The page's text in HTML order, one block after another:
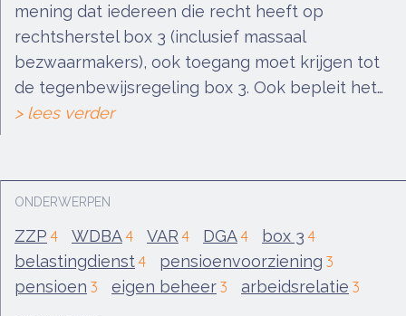
mening dat iedereen die recht heeft op
rechtsherstel box 3 (inclusief massaal
bezwaarmakers), ook toegang moet krijgen tot
de tegenbewijsregeling box 3. Ook bepleit het…
> lees verder
ONDERWERPEN
ZZP 4 WDBA 4 VAR 4 DGA 4 box 3 4
belastingdienst 4 pensioenvoorziening 3
pensioen 3 eigen beheer 3 arbeidsrelatie 3